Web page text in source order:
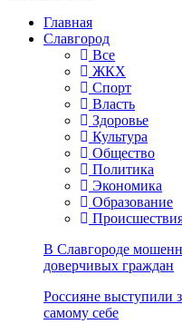
Главная
Славгород
Все
ЖКХ
Спорт
Власть
Здоровье
Культура
Общество
Политика
Экономика
Образование
В Славгороде
доверчивых граждан
Россияне выступили
самому себе